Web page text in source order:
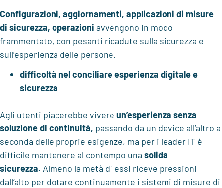
Configurazioni, aggiornamenti, applicazioni di misure
di sicurezza, operazioni avvengono in modo
frammentato, con pesanti ricadute sulla sicurezza e
sull’esperienza delle persone.
difficoltà nel conciliare esperienza digitale e
sicurezza
Agli utenti piacerebbe vivere un’esperienza senza
soluzione di continuità, passando da un device all’altro a
seconda delle proprie esigenze, ma per i leader IT è
difficile mantenere al contempo una solida
sicurezza. Almeno la metà di essi riceve pressioni
dall’alto per dotare continuamente i sistemi di misure di